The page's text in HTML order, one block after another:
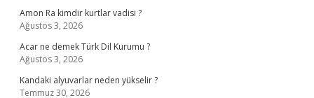
Amon Ra kimdir kurtlar vadisi ?
Ağustos 3, 2026
Acar ne demek Türk Dil Kurumu ?
Ağustos 3, 2026
Kandaki alyuvarlar neden yükselir ?
Temmuz 30, 2026